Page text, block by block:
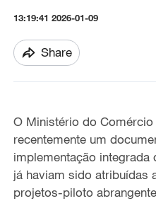
13:19:41 2026-01-09
Share
O Ministério do Comércio
recentemente um
implementação integrada
já haviam sido atribuídas
projetos-piloto